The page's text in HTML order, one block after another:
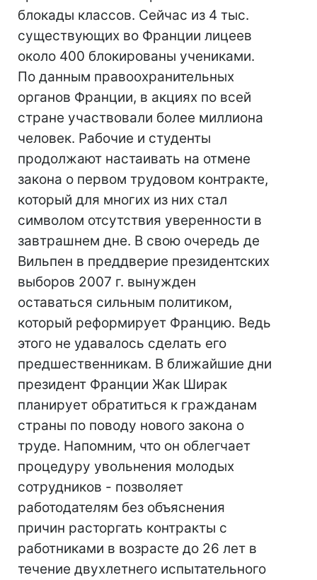
блокады классов. Сейчас из 4 тыс.
существующих во Франции лицеев
около 400 блокированы учениками.
По данным правоохранительных
органов Франции, в акциях по всей
стране участвовали более миллиона
человек. Рабочие и студенты
продолжают настаивать на отмене
закона о первом трудовом контракте,
который для многих из них стал
символом отсутствия уверенности в
завтрашнем дне. В свою очередь де
Вильпен в преддверие президентских
выборов 2007 г. вынужден
оставаться сильным политиком,
который реформирует Францию. Ведь
этого не удавалось сделать его
предшественникам. В ближайшие дни
президент Франции Жак Ширак
планирует обратиться к гражданам
страны по поводу нового закона о
труде. Напомним, что он облегчает
процедуру увольнения молодых
сотрудников - позволяет
работодателям без объяснения
причин расторгать контракты с
работниками в возрасте до 26 лет в
течение двухлетнего испытательного